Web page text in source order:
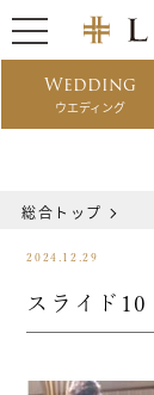
Wedding
ウエディング
総合トップ
2024.12.29
スライド10